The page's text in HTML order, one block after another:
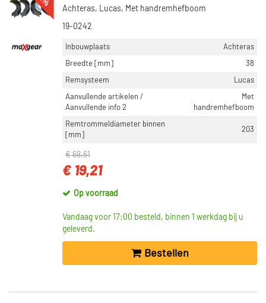
Achteras, Lucas, Met handremhefboom
19-0242
Inbouwplaats
Achteras
Breedte [mm]
38
Remsysteem
Lucas
Aanvullende artikelen /
Aanvullende info 2
Met
handremhefboom
Remtrommeldiameter binnen
[mm]
203
€ 68,61
€ 19,21
Op voorraad
Vandaag voor 17:00 besteld, binnen 1 werkdag bij u
geleverd.
Bestellen